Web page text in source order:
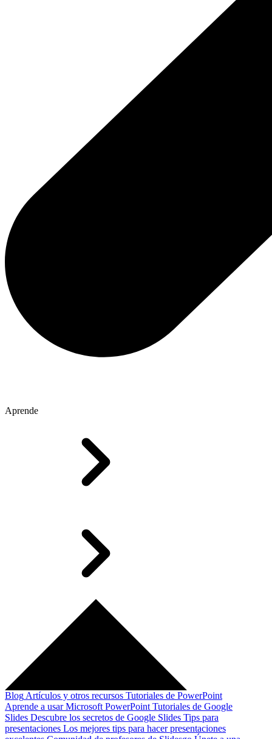
Aprende
Blog Artículos y otros recursos Tutoriales de PowerPoint
Aprende a usar Microsoft PowerPoint Tutoriales de Google
Slides Descubre los secretos de Google Slides Tips para
presentaciones Los mejores tips para hacer presentaciones